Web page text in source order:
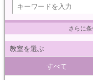
さらに
教室を選ぶ
すべて